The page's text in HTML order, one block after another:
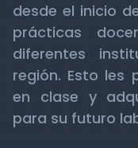
desde el inicio
prácticas
diferentes
región. Esto les
en clase y
para su futuro